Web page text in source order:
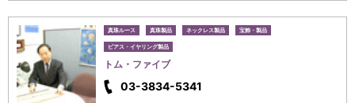
真珠ルース 真珠製品 ネックレス製品 宝飾・製品
ピアス・イヤリング製品
トム・ファイブ
03-3834-5341